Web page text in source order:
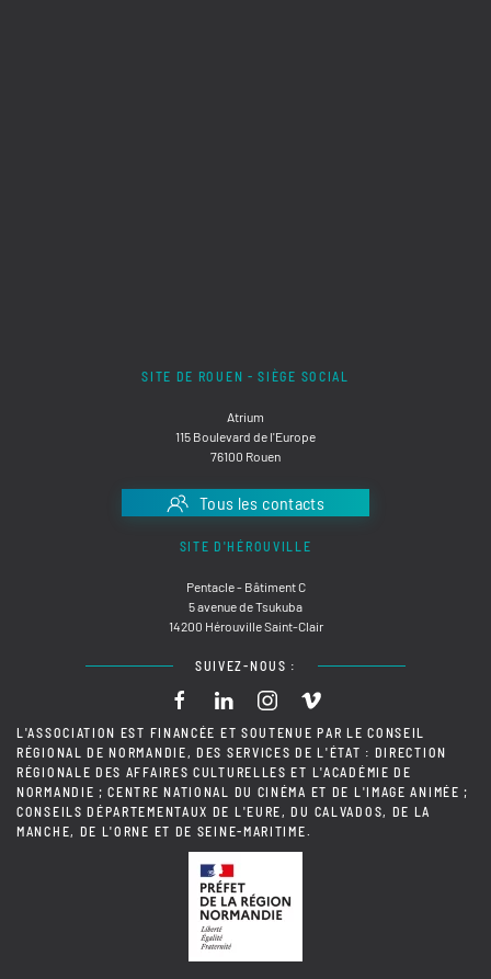
SITE DE ROUEN - SIÈGE SOCIAL
Atrium
115 Boulevard de l'Europe
76100 Rouen
Tous les contacts
SITE D'HÉROUVILLE
Pentacle - Bâtiment C
5 avenue de Tsukuba
14200 Hérouville Saint-Clair
SUIVEZ-NOUS :
L'ASSOCIATION EST FINANCÉE ET SOUTENUE PAR LE CONSEIL
RÉGIONAL DE NORMANDIE, DES SERVICES DE L'ÉTAT : DIRECTION
RÉGIONALE DES AFFAIRES CULTURELLES ET L'ACADÉMIE DE
NORMANDIE ; CENTRE NATIONAL DU CINÉMA ET DE L'IMAGE ANIMÉE ;
CONSEILS DÉPARTEMENTAUX DE L'EURE, DU CALVADOS, DE LA
MANCHE, DE L'ORNE ET DE SEINE-MARITIME.